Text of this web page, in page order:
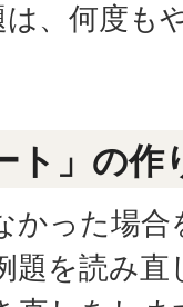
、何度も
ト」の作
かった場
題を読み